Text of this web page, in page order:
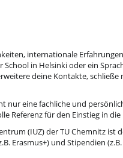
internationale
in Helsinki oder ein
deine Kontakte,
nur eine fachliche und
Referenz für den Einstieg in
(IUZ) der TU Chemnitz
Erasmus+) und Stipendien